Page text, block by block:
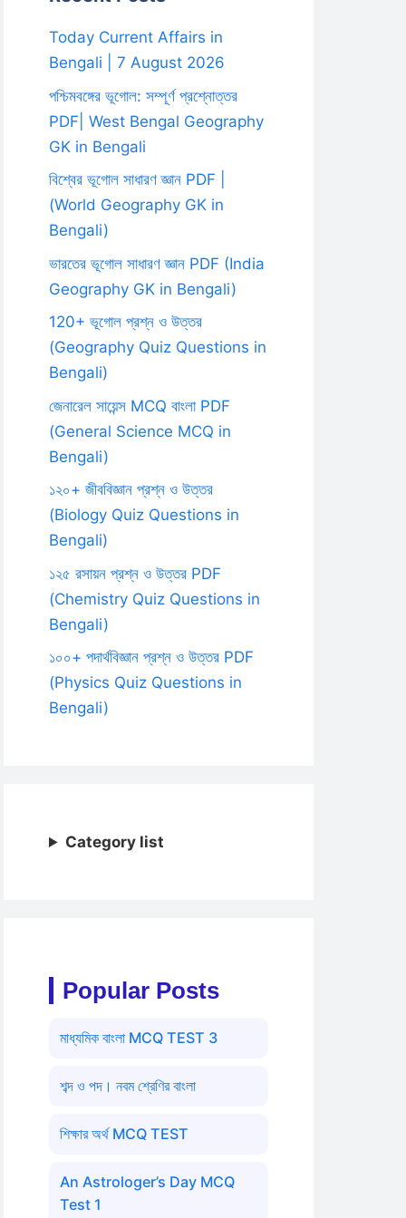
Today Current Affairs in
Bengali | 7 August 2026
পশ্চিমবঙ্গের ভূগোল: সম্পূর্ণ প্রশ্নোত্তর
PDF| West Bengal Geography
GK in Bengali
বিশ্বের ভূগোল সাধারণ জ্ঞান PDF |
(World Geography GK in
Bengali)
ভারতের ভূগোল সাধারণ জ্ঞান PDF (India
Geography GK in Bengali)
120+ ভূগোল প্রশ্ন ও উত্তর
(Geography Quiz Questions in
Bengali)
জেনারেল সায়েন্স MCQ বাংলা PDF
(General Science MCQ in
Bengali)
১২০+ জীববিজ্ঞান প্রশ্ন ও উত্তর
(Biology Quiz Questions in
Bengali)
১২৫ রসায়ন প্রশ্ন ও উত্তর PDF
(Chemistry Quiz Questions in
Bengali)
১০০+ পদার্থবিজ্ঞান প্রশ্ন ও উত্তর PDF
(Physics Quiz Questions in
Bengali)
Category list
Popular Posts
মাধ্যমিক বাংলা MCQ TEST 3
শব্দ ও পদ। নবম শ্রেণির বাংলা
শিক্ষার অর্থ MCQ TEST
An Astrologer’s Day MCQ
Test 1